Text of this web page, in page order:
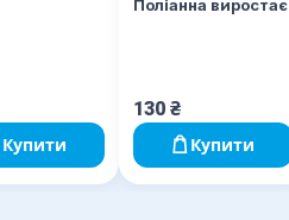
Купити
Поліанна виростає
130 ₴
Купити